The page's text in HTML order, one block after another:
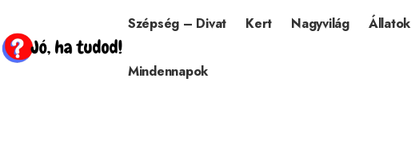
Szépség – Divat Kert Nagyvilág Állatok
Mindennapok